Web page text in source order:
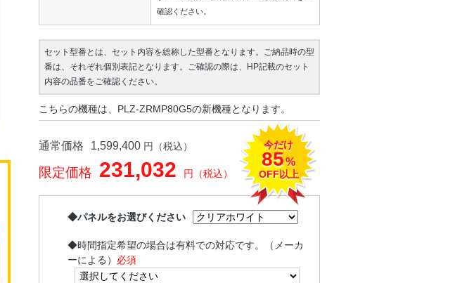
確認ください。
セット型番とは、セット内容を総称した型番となります。ご納品時の型
番は、それぞれ個別表記となります。ご確認の際は、HP記載のセット
内容の品番をご確認ください。
こちらの機種は、PLZ-ZRMP80G5の新機種となります。
通常価格 1,599,400 円（税込）
限定価格 231,032 円（税込）
今だけ
85%
OFF以上
◆パネルをお選びください
◆時間指定希望の場合は有料での対応です。（メーカ
ーによる） 必須